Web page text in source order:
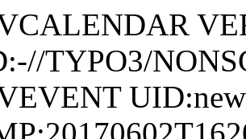
TYPO3/